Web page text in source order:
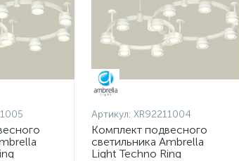
Артикул: XR92211004
Комплект подвесного
светильника Ambrella
Light Techno Ring